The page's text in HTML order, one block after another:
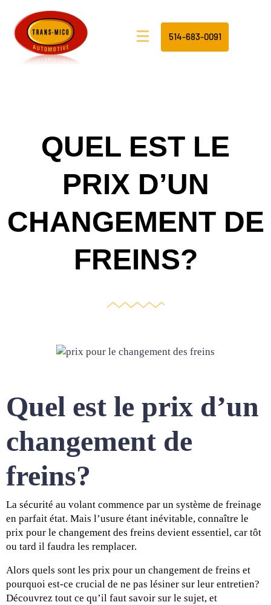
514-683-0091
QUEL EST LE
PRIX D’UN
CHANGEMENT DE
FREINS?
Quel est le prix d’un
changement de
freins?
La sécurité au volant commence par un système de freinage
en parfait état. Mais l’usure étant inévitable, connaître le
prix pour le changement des freins devient essentiel, car tôt
ou tard il faudra les remplacer.
Alors quels sont les prix pour un changement de freins et
pourquoi est-ce crucial de ne pas lésiner sur leur entretien?
Découvrez tout ce qu’il faut savoir sur le sujet, et